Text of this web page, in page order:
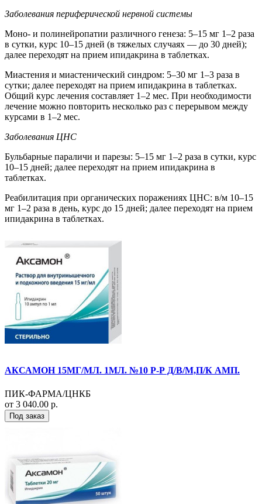
Заболевания периферической нервной системы
Моно- и полинейропатии различного генеза: 5–15 мг 1–2 раза
в сутки, курс 10–15 дней (в тяжелых случаях — до 30 дней);
далее переходят на прием ипидакрина в таблетках.
Миастения и миастенический синдром: 5–30 мг 1–3 раза в
сутки; далее переходят на прием ипидакрина в таблетках.
Общий курс лечения составляет 1–2 мес. При необходимости
лечение можно повторить несколько раз с перерывом между
курсами в 1–2 мес.
Заболевания ЦНС
Бульбарные параличи и парезы: 5–15 мг 1–2 раза в сутки, курс
10–15 дней; далее переходят на прием ипидакрина в
таблетках.
Реабилитация при органических поражениях ЦНС: в/м 10–15
мг 1–2 раза в день, курс до 15 дней; далее переходят на прием
ипидакрина в таблетках.
АКСАМОН 15МГ/МЛ. 1МЛ. №10 Р-Р Д/В/М,П/К АМП.
ПИК-ФАРМА/ЦНКБ
от 3 040.00 р.
Под заказ